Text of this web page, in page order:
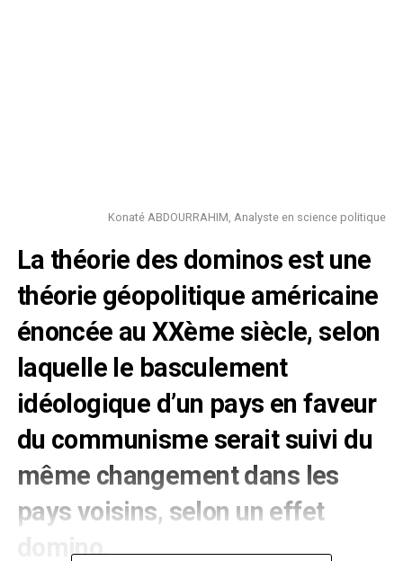
Konaté ABDOURRAHIM, Analyste en science politique
La théorie des dominos est une
théorie géopolitique américaine
énoncée au XXème siècle, selon
laquelle le basculement
idéologique d’un pays en faveur
du communisme serait suivi du
même changement dans les
pays voisins, selon un effet
domino.